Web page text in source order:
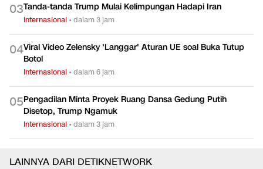
03Tanda-tanda Trump Mulai Kelimpungan Hadapi Iran
Internasional •dalam 3 jam
04Viral Video Zelensky 'Langgar' Aturan UE soal Buka Tutup
Botol
Internasional •dalam 6 jam
05Pengadilan Minta Proyek Ruang Dansa Gedung Putih
Disetop, Trump Ngamuk
Internasional •dalam 3 jam
LAINNYA DARI DETIKNETWORK